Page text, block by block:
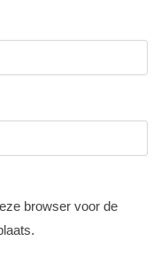
browser voor de